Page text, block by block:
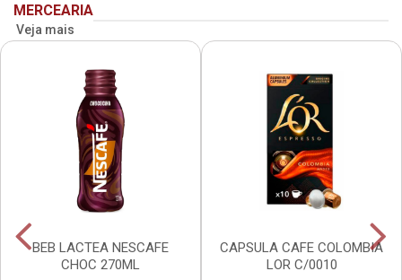
MERCEARIA
Veja mais
BEB LACTEA NESCAFE
CHOC 270ML
CAPSULA CAFE COLOMBIA
LOR C/0010